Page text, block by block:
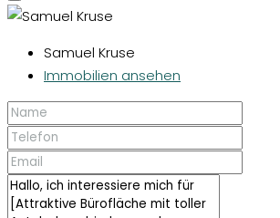
Samuel Kruse
Immobilien ansehen